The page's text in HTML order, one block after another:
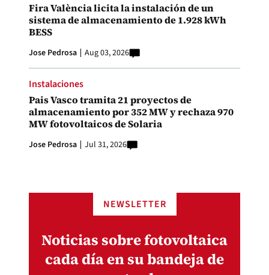
Fira València licita la instalación de un
sistema de almacenamiento de 1.928 kWh
BESS
Jose Pedrosa Aug 03, 2026
Instalaciones
Pais Vasco tramita 21 proyectos de
almacenamiento por 352 MW y rechaza 970
MW fotovoltaicos de Solaria
Jose Pedrosa Jul 31, 2026
NEWSLETTER
Noticias sobre fotovoltaica
cada día en su bandeja de